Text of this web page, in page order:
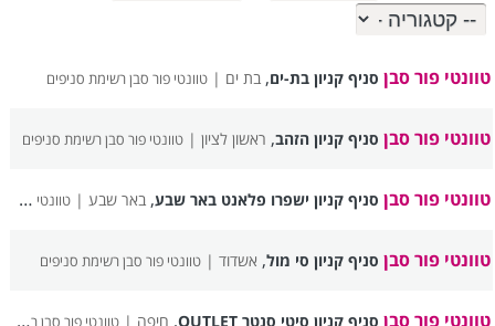
טוונטי פור סבן סניף קניון בת-ים,בת ים |טוונטי פור סבן רשימת סניפים
טוונטי פור סבן סניף קניון הזהב, ראשון לציון |טוונטי פור סבן רשימת סניפים
טוונטי פור סבן סניף קניון ישפרו פלאנט באר שבע,באר שבע |טוונטי פור סבן רשימת סניפים
טוונטי פור סבן סניף קניון סי מול, אשדוד |טוונטי פור סבן רשימת סניפים
טוונטי פור סבן סניף קניון סיטי סנטר OUTLET , חיפה |טוונטי פור סבן רשימת סניפים